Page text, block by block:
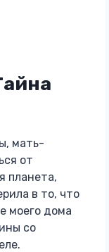
мать-
от
планета,
в то, что
моего дома
со